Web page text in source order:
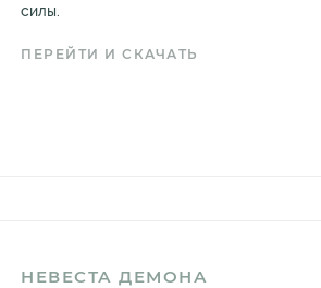
силы.
ПЕРЕЙТИ И СКАЧАТЬ
НЕВЕСТА ДЕМОНА